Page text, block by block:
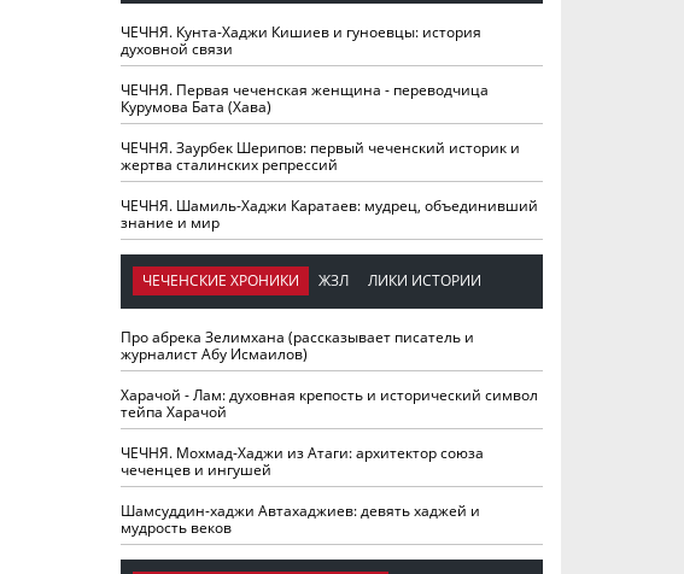
ЧЕЧНЯ. Кунта-Хаджи Кишиев и гуноевцы: история
духовной связи
ЧЕЧНЯ. Первая чеченская женщина - переводчица
Курумова Бата (Хава)
ЧЕЧНЯ. Заурбек Шерипов: первый чеченский историк и
жертва сталинских репрессий
ЧЕЧНЯ. Шамиль-Хаджи Каратаев: мудрец, объединивший
знание и мир
ЧЕЧЕНСКИЕ ХРОНИКИ ЖЗЛ ЛИКИ ИСТОРИИ
Про абрека Зелимхана (рассказывает писатель и
журналист Абу Исмаилов)
Харачой - Лам: духовная крепость и исторический символ
тейпа Харачой
ЧЕЧНЯ. Мохмад-Хаджи из Атаги: архитектор союза
чеченцев и ингушей
Шамсуддин-хаджи Автахаджиев: девять хаджей и
мудрость веков